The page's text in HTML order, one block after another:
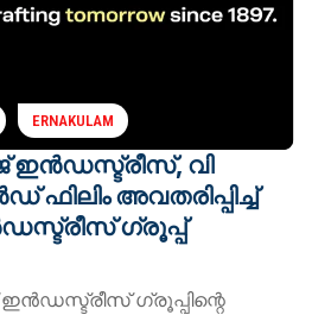
ERNAKULAM
ഇൻഡസ്ട്രീസ്, വി
ഫിലിം അവതരിപ്പിച്ച്
ഗ്രൂപ്പ്
ഗ്രൂപ്പിന്റെ